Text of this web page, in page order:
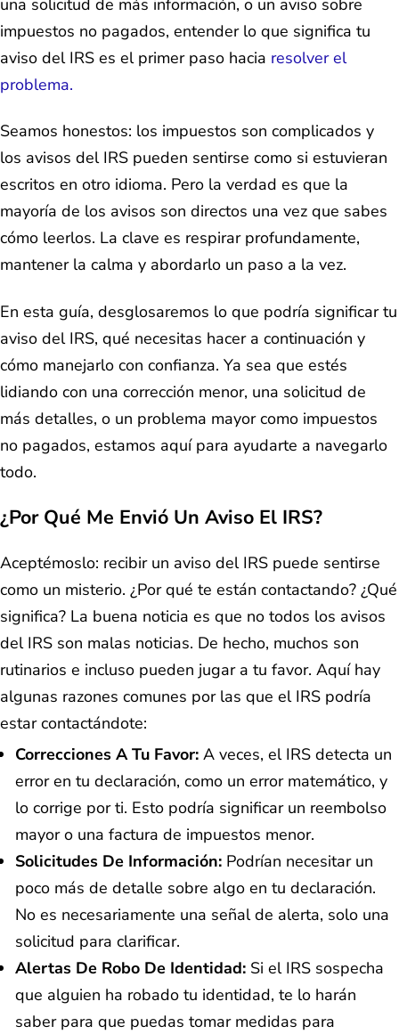
una solicitud de más información, o un aviso sobre
impuestos no pagados, entender lo que significa tu
aviso del IRS es el primer paso hacia resolver el
problema.
Seamos honestos: los impuestos son complicados y
los avisos del IRS pueden sentirse como si estuvieran
escritos en otro idioma. Pero la verdad es que la
mayoría de los avisos son directos una vez que sabes
cómo leerlos. La clave es respirar profundamente,
mantener la calma y abordarlo un paso a la vez.
En esta guía, desglosaremos lo que podría significar tu
aviso del IRS, qué necesitas hacer a continuación y
cómo manejarlo con confianza. Ya sea que estés
lidiando con una corrección menor, una solicitud de
más detalles, o un problema mayor como impuestos
no pagados, estamos aquí para ayudarte a navegarlo
todo.
¿Por Qué Me Envió Un Aviso El IRS?
Aceptémoslo: recibir un aviso del IRS puede sentirse
como un misterio. ¿Por qué te están contactando? ¿Qué
significa? La buena noticia es que no todos los avisos
del IRS son malas noticias. De hecho, muchos son
rutinarios e incluso pueden jugar a tu favor. Aquí hay
algunas razones comunes por las que el IRS podría
estar contactándote:
Correcciones A Tu Favor: A veces, el IRS detecta un
error en tu declaración, como un error matemático, y
lo corrige por ti. Esto podría significar un reembolso
mayor o una factura de impuestos menor.
Solicitudes De Información: Podrían necesitar un
poco más de detalle sobre algo en tu declaración.
No es necesariamente una señal de alerta, solo una
solicitud para clarificar.
Alertas De Robo De Identidad: Si el IRS sospecha
que alguien ha robado tu identidad, te lo harán
saber para que puedas tomar medidas para